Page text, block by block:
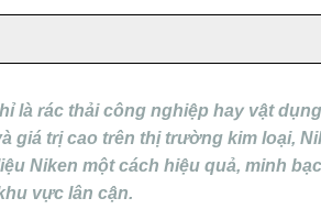
là rác thải công nghiệp hay vật
giá trị cao trên thị trường kim loại,
Niken một cách hiệu quả, minh
vực lân cận.